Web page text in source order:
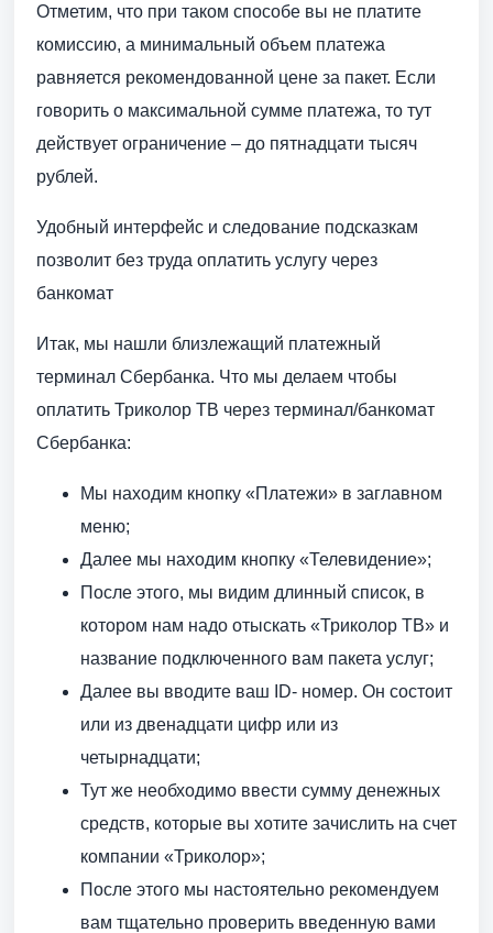
Отметим, что при таком способе вы не платите
комиссию, а минимальный объем платежа
равняется рекомендованной цене за пакет. Если
говорить о максимальной сумме платежа, то тут
действует ограничение – до пятнадцати тысяч
рублей.
Удобный интерфейс и следование подсказкам
позволит без труда оплатить услугу через
банкомат
Итак, мы нашли близлежащий платежный
терминал Сбербанка. Что мы делаем чтобы
оплатить Триколор ТВ через терминал/банкомат
Сбербанка:
Мы находим кнопку «Платежи» в заглавном
меню;
Далее мы находим кнопку «Телевидение»;
После этого, мы видим длинный список, в
котором нам надо отыскать «Триколор ТВ» и
название подключенного вам пакета услуг;
Далее вы вводите ваш ID- номер. Он состоит
или из двенадцати цифр или из
четырнадцати;
Тут же необходимо ввести сумму денежных
средств, которые вы хотите зачислить на счет
компании «Триколор»;
После этого мы настоятельно рекомендуем
вам тщательно проверить введенную вами